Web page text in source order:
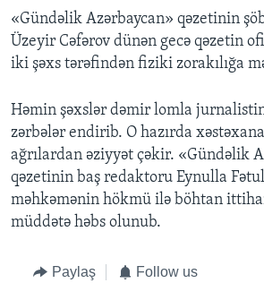
Search
VIDEOLAR
MEDIA AZADLIĞI
LEARNING ENGLISH
BIZI IZLƏYIN
Dillər
«Gündəlik Azərbaycan» qəzetinin
Üzeyir Cəfərov dünən gecə qəzetin
iki şəxs tərəfindən fiziki zorakılığa
Həmin şəxslər dəmir lomla
zərbələr endirib. O hazırda
ağrılardan əziyyət çəkir. «Gündəlik
qəzetinin baş redaktoru Eynulla
məhkəmənin hökmü ilə böhtan
müddətə həbs olunub.
Paylaş Follow us